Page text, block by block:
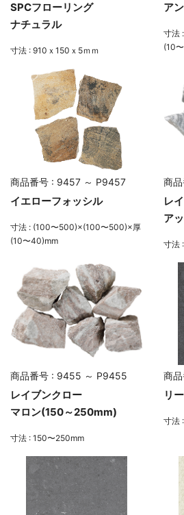
SPCフローリング
ナチュラル
寸法 : 910ｘ150ｘ5ｍｍ
ア
寸法
(10
商品番号 : 9457 ～ P9457
イエローフォッシル
寸法 : (100〜500)×(100〜500)×厚
(10〜40)mm
商
レ
ア
寸法
商品番号 : 9455 ～ P9455
レイブンクロー
マロン(150～250mm)
寸法 : 150〜250mm
商
リ
寸法